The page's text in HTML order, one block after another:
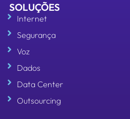
SOLUÇÕES
Internet
Segurança
Voz
Dados
Data Center
Outsourcing